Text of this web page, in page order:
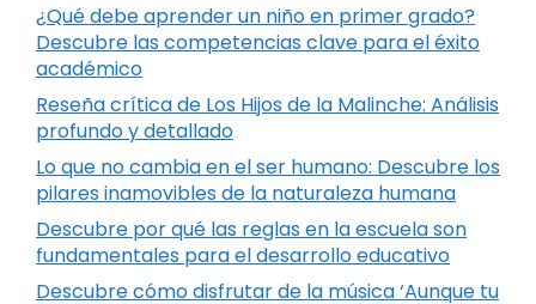
¿Qué debe aprender un niño en primer grado?
Descubre las competencias clave para el éxito
académico
Reseña crítica de Los Hijos de la Malinche: Análisis
profundo y detallado
Lo que no cambia en el ser humano: Descubre los
pilares inamovibles de la naturaleza humana
Descubre por qué las reglas en la escuela son
fundamentales para el desarrollo educativo
Descubre cómo disfrutar de la música ‘Aunque tu